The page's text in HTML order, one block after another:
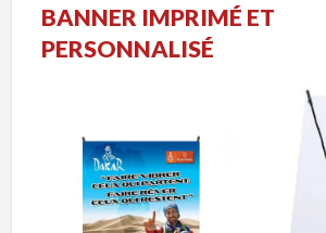
BANNER IMPRIMÉ ET
PERSONNALISÉ